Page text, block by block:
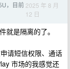
，目前 2025 年 8 月
12 日
就是隔离的了。
请短信权限、通话
市场的我感觉还